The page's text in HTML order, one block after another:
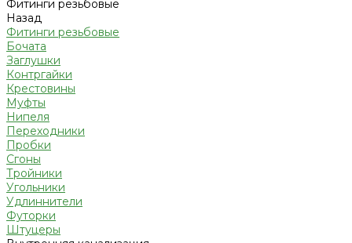
Фитинги резьбовые
Назад
Фитинги резьбовые
Бочата
Заглушки
Контргайки
Крестовины
Муфты
Нипеля
Переходники
Пробки
Сгоны
Тройники
Угольники
Удлиннители
Футорки
Штуцеры